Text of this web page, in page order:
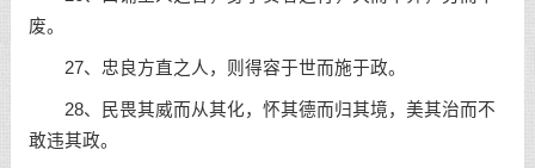
废。
27、忠良方直之人，则得容于世而施于政。
28、民畏其威而从其化，怀其德而归其境，美其治而不
敢违其政。